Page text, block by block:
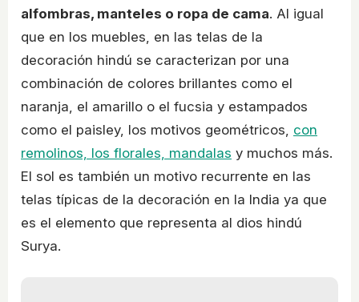
alfombras, manteles o ropa de cama. Al igual
que en los muebles, en las telas de la
decoración hindú se caracterizan por una
combinación de colores brillantes como el
naranja, el amarillo o el fucsia y estampados
como el paisley, los motivos geométricos, con
remolinos, los florales, mandalas y muchos más.
El sol es también un motivo recurrente en las
telas típicas de la decoración en la India ya que
es el elemento que representa al dios hindú
Surya.